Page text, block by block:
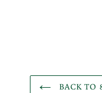
BACK TO